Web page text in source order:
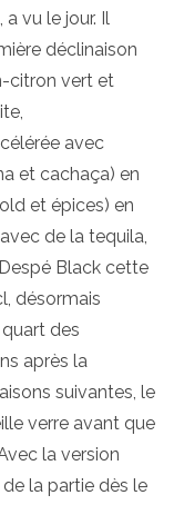
vu le jour. Il
déclinaison
citron vert et
avec
et cachaça) en
et épices) en
de la tequila,
Black cette
désormais
des
après la
suivantes, le
verre avant que
la version
la partie dès le